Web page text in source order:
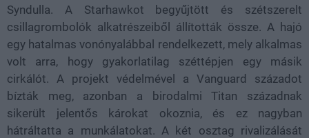
Syndulla. A Starhawkot begyűjtött és szétszerelt
csillagrombolók alkatrészeiből állították össze. A hajó
egy hatalmas vonónyalábbal rendelkezett, mely alkalmas
volt arra, hogy gyakorlatilag széttépjen egy másik
cirkálót. A projekt védelmével a Vanguard századot
bízták meg, azonban a birodalmi Titan századnak
sikerült jelentős károkat okoznia, és ez nagyban
hátráltatta a munkálatokat. A két osztag rivalizálását